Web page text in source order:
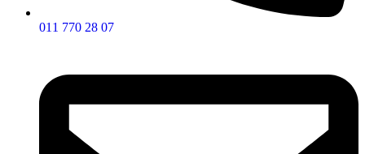
011 770 28 07